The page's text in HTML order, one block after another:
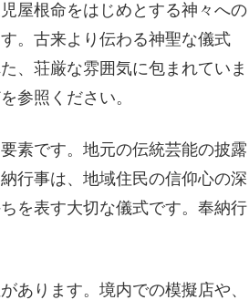
屋根命をはじめとする神々への
。古来より伝わる神聖な儀式
、荘厳な雰囲気に包まれていま
参照ください。
素です。地元の伝統芸能の披露
行事は、地域住民の信仰心の深
を表す大切な儀式です。奉納行
あります。境内での模擬店や、